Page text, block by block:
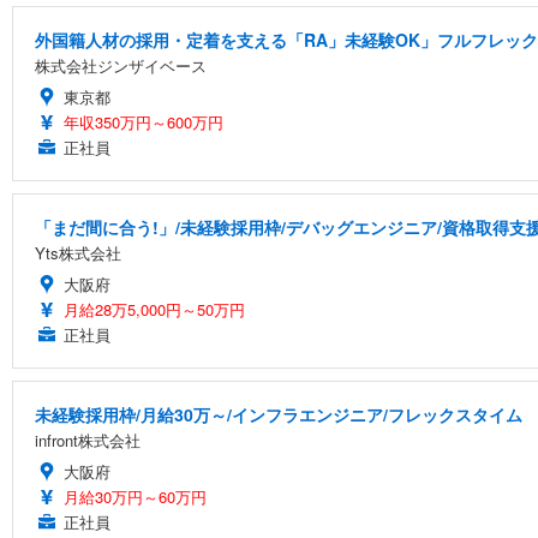
外国籍人材の採用・定着を支える「RA」未経験OK」フルフレッ
株式会社ジンザイベース
東京都
年収350万円～600万円
正社員
「まだ間に合う!」/未経験採用枠/デバッグエンジニア/資格取得支
Yts株式会社
大阪府
月給28万5,000円～50万円
正社員
未経験採用枠/月給30万～/インフラエンジニア/フレックスタイム
infront株式会社
大阪府
月給30万円～60万円
正社員